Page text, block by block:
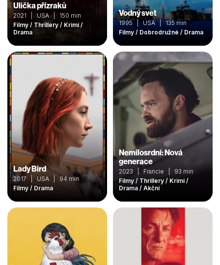
Ulička přízraků
2021 | USA | 150 min
Filmy / Thrillery / Krimi /
Drama
Vodný svet
1995 | USA | 135 min
Filmy / Dobrodružné / Drama
Lady Bird
2017 | USA | 94 min
Filmy / Drama
Nemilosrdní: Nová
generace
2023 | Francie | 93 min
Filmy / Thrillery / Krimi /
Drama / Akční